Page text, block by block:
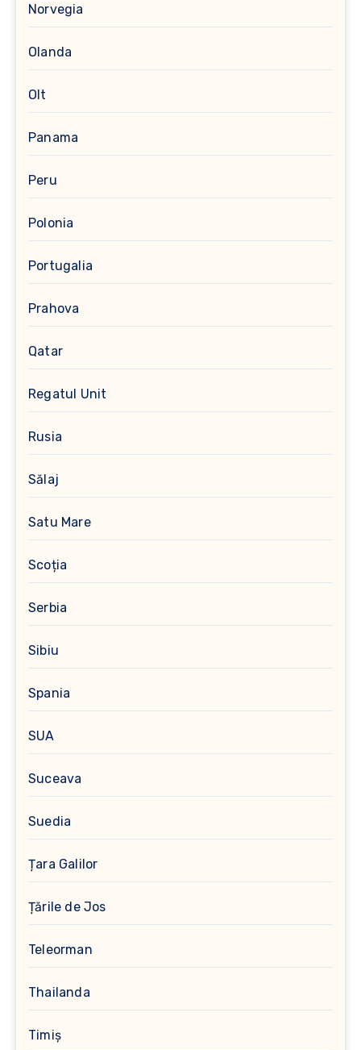
Norvegia
Olanda
Olt
Panama
Peru
Polonia
Portugalia
Prahova
Qatar
Regatul Unit
Rusia
Sălaj
Satu Mare
Scoția
Serbia
Sibiu
Spania
SUA
Suceava
Suedia
Țara Galilor
Țările de Jos
Teleorman
Thailanda
Timiș